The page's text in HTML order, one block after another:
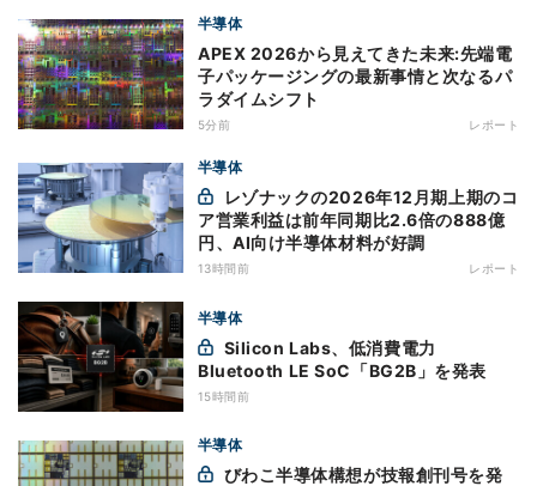
半導体
APEX 2026から見えてきた未来:先端電
子パッケージングの最新事情と次なるパ
ラダイムシフト
5分前 レポート
半導体
ア営業利益は前年同期比2.6倍の888億
円、AI向け半導体材料が好調
13時間前 レポート
半導体
Bluetooth LE SoC「BG2B」を発表
15時間前
半導体